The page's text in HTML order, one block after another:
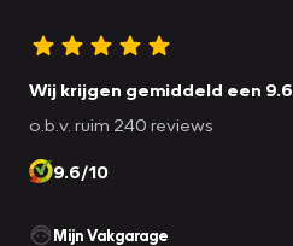
Wij krijgen gemiddeld een 9.6
o.b.v. ruim 240 reviews
9.6/10
Mijn Vakgarage